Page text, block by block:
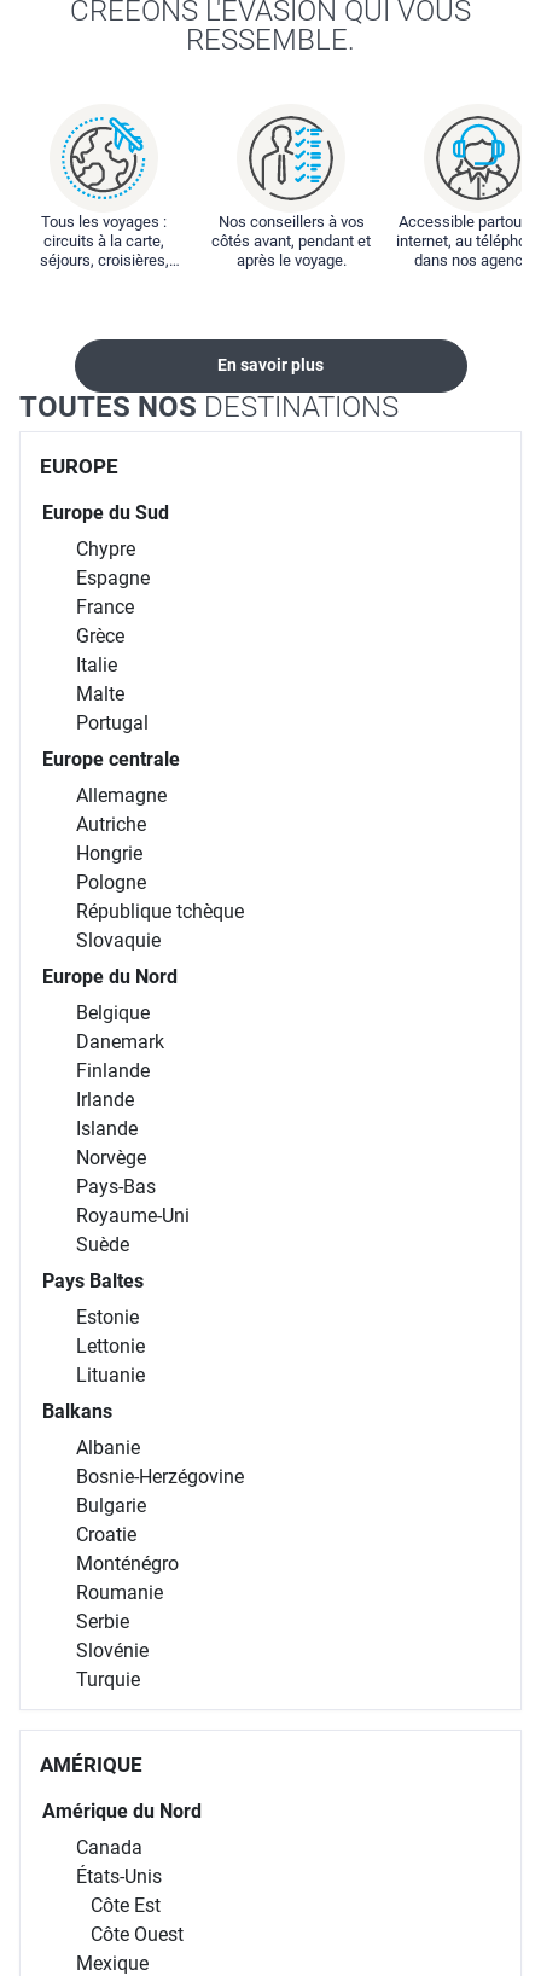
CRÉEONS L'ÉVASION QUI VOUS
RESSEMBLE.
Tous les voyages :
circuits à la carte,
séjours, croisières,
Nos conseillers à vos
côtés avant, pendant et
après le voyage.
Accessible partout :
internet, au
dans nos
En savoir plus
TOUTES NOS DESTINATIONS
EUROPE
Europe du Sud
Chypre
Espagne
France
Grèce
Italie
Malte
Portugal
Europe centrale
Allemagne
Autriche
Hongrie
Pologne
République tchèque
Slovaquie
Europe du Nord
Belgique
Danemark
Finlande
Irlande
Islande
Norvège
Pays-Bas
Royaume-Uni
Suède
Pays Baltes
Estonie
Lettonie
Lituanie
Balkans
Albanie
Bosnie-Herzégovine
Bulgarie
Croatie
Monténégro
Roumanie
Serbie
Slovénie
Turquie
AMÉRIQUE
Amérique du Nord
Canada
États-Unis
Côte Est
Côte Ouest
Mexique